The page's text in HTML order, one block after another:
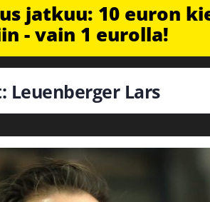
jatkuu: 10 euron
- vain 1 eurolla!
Lars